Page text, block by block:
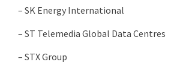
– SK Energy International
– ST Telemedia Global Data Centres
– STX Group